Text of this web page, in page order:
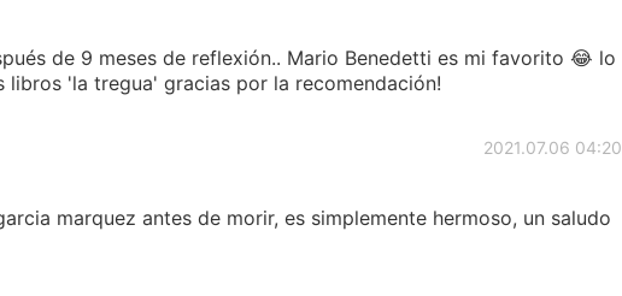
de 9 meses de reflexión.. Mario Benedetti es mi favorito 😂 lo
libros 'la tregua' gracias por la recomendación!
2021.07.06 04:20
marquez antes de morir, es simplemente hermoso, un saludo